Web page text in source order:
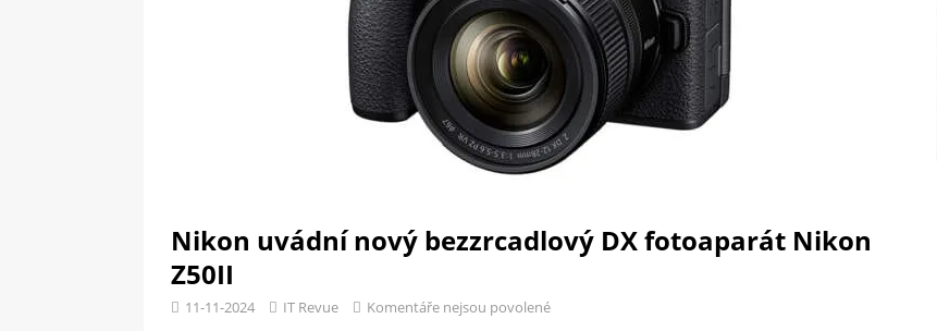
Nikon uvádní nový bezzrcadlový DX fotoaparát Nikon
Z50II
11-11-2024 IT Revue Komentáře nejsou povolené